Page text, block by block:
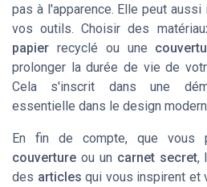
pas à l'apparence. Elle peut
vos outils. Choisir des
papier recyclé ou une
prolonger la durée de vie de
Cela s'inscrit dans une
essentielle dans le design
En fin de compte, que vous
couverture ou un carnet secret,
des articles qui vous inspirent et